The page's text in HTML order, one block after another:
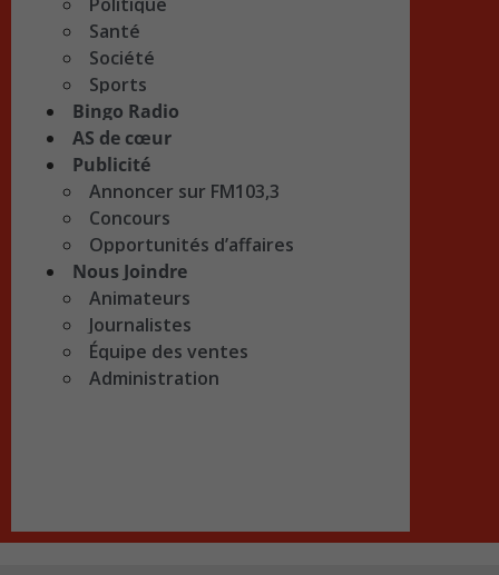
Santé
Société
Sports
Bingo Radio
AS de cœur
Publicité
Annoncer sur FM103,3
Concours
Opportunités d’affaires
Nous Joindre
Animateurs
Journalistes
Équipe des ventes
Administration